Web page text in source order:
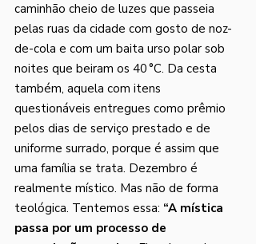
caminhão cheio de luzes que passeia
pelas ruas da cidade com gosto de noz-
de-cola e com um baita urso polar sob
noites que beiram os 40 °C. Da cesta
também, aquela com itens
questionáveis entregues como prêmio
pelos dias de serviço prestado e de
uniforme surrado, porque é assim que
uma família se trata. Dezembro é
realmente místico. Mas não de forma
teológica. Tentemos essa: “A mística
passa por um processo de